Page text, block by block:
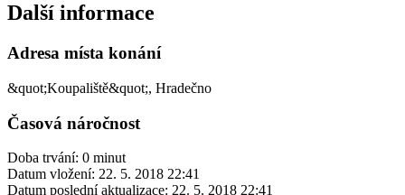
Další informace
Adresa místa konání
&quot;Koupaliště&quot;, Hradečno
Časová náročnost
Doba trvání: 0 minut
Datum vložení: 22. 5. 2018 22:41
Datum poslední aktualizace: 22. 5. 2018 22:41